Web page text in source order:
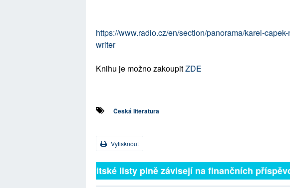
https://www.radio.cz/en/section/panorama/karel-
writer
Knihu je možno zakoupitZDE
Česká literatura
Vytisknout
Britské listy plně závisejí na finančních